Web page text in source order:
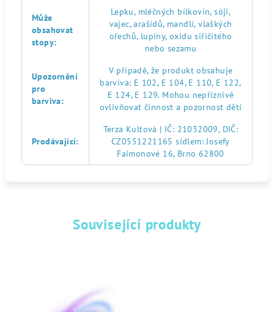
Může
obsahovat
stopy:
Lepku, mléčných bílkovin, sóji,
vajec, arašídů, mandlí, vlaškých
ořechů, lupiny, oxidu siřičitého
nebo sezamu
Upozornění
pro
barviva:
V případě, že produkt obsahuje
barviva: E 102, E 104, E 110, E 122,
E 124, E 129. Mohou nepříznivě
ovlivňovat činnost a pozornost dětí
Prodávající:
Terza Kultová | IČ: 21032009, DIČ:
CZ0551221165 sídlem: Josefy
Faimonové 16, Brno 62800
Související produkty